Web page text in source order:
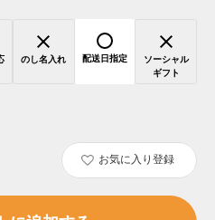
のし名入れ 配送日指定
ソーシャル
ギフト
お気に入り登録